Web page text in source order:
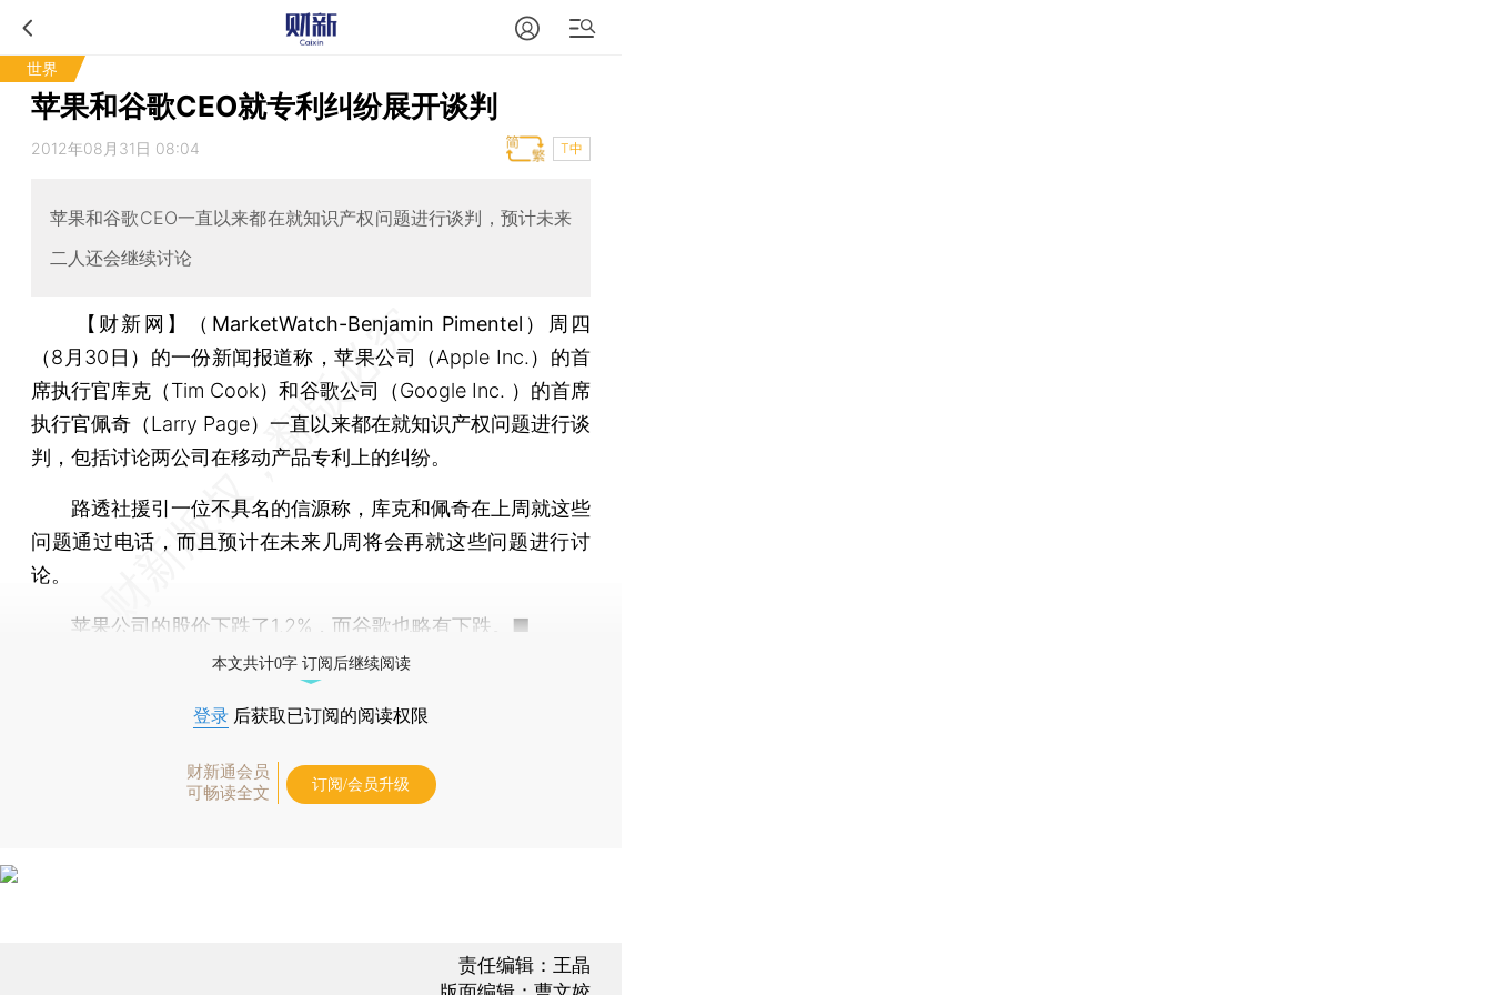
世界
苹果和谷歌CEO就专利纠纷展开谈判
2012年08月31日 08:04 T中
苹果和谷歌CEO一直以来都在就知识产权问题进行谈判，预计未来
二人还会继续讨论
【财新网】（MarketWatch-Benjamin Pimentel）
周四
（8月30日）的一份新闻报道称，苹果公司（Apple Inc.）的首
席执行官库克（Tim Cook）和谷歌公司（Google Inc. ）的首席
执行官佩奇（Larry Page）一直以来都在就知识产权问题进行谈
判，包括讨论两公司在移动产品专利上的纠纷。
路透社援引一位不具名的信源称，库克和佩奇在上周就这些
问题通过电话，而且预计在未来几周将会再就这些问题进行讨
论。
苹果公司的股价下跌了1.2%，而谷歌也略有下跌。■
本文共计0字 订阅后继续阅读
登录 后获取已订阅的阅读权限
财新通会员
可畅读全文
订阅/会员升级
责任编辑：王晶